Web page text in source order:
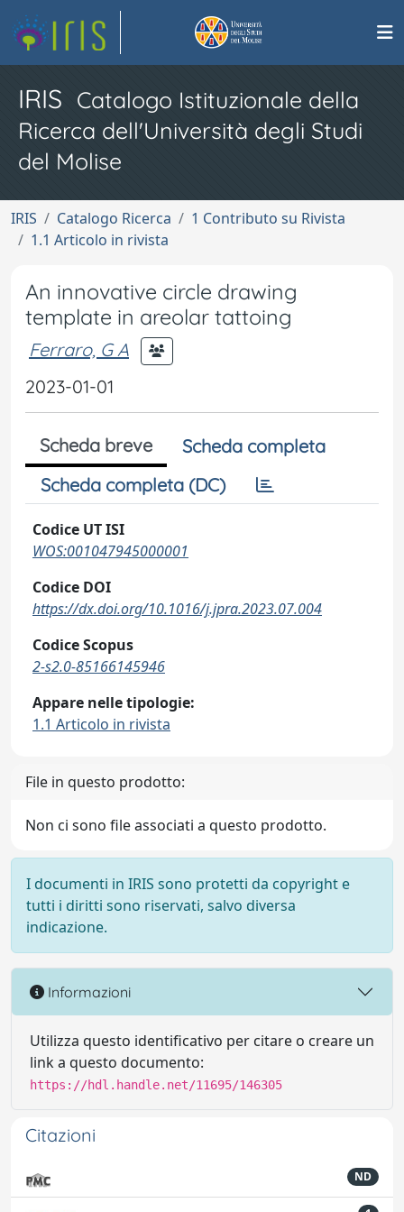
IRIS Catalogo Istituzionale della
Ricerca dell'Università degli Studi
del Molise
IRIS Catalogo Ricerca
1 Contributo su Rivista
1.1 Articolo in rivista
An innovative circle drawing
template in areolar tattoing
Ferraro, G A
2023-01-01
Scheda breve
Scheda completa
Scheda completa (DC)
Codice UT ISI
WOS:001047945000001
Codice DOI
https://dx.doi.org/10.1016/j.jpra.2023.07.004
Codice Scopus
2-s2.0-85166145946
Appare nelle tipologie:
1.1 Articolo in rivista
File in questo prodotto:
Non ci sono file associati a questo prodotto.
I documenti in IRIS sono protetti da copyright e
tutti i diritti sono riservati, salvo diversa
indicazione.
Informazioni
Utilizza questo identificativo per citare o creare un
link a questo documento:
https://hdl.handle.net/11695/146305
Citazioni
ND